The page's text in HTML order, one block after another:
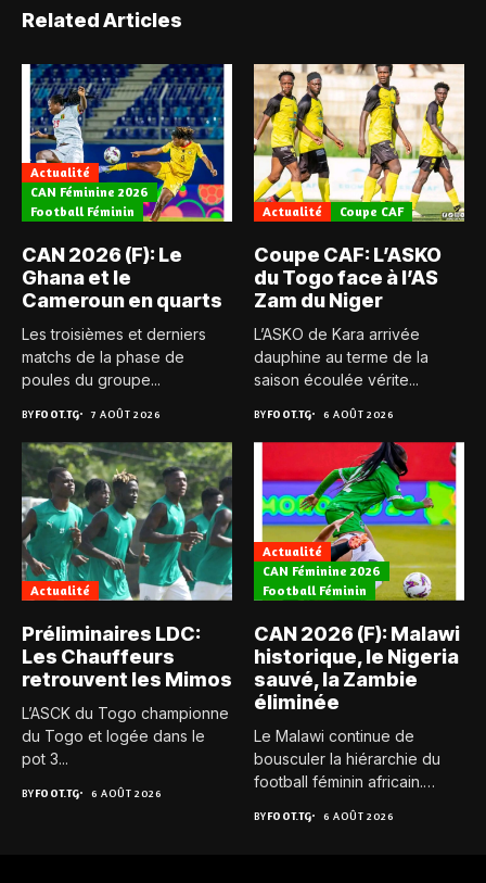
Related Articles
Actualité
CAN Féminine 2026
Football Féminin
CAN 2026 (F): Le
Ghana et le
Cameroun en quarts
Les troisièmes et derniers
matchs de la phase de
poules du groupe...
BYFOOT.TG 7 AOÛT 2026
Actualité Coupe CAF
Coupe CAF: L’ASKO
du Togo face à l’AS
Zam du Niger
L’ASKO de Kara arrivée
dauphine au terme de la
saison écoulée vérite...
BYFOOT.TG 6 AOÛT 2026
Actualité
Préliminaires LDC:
Les Chauffeurs
retrouvent les Mimos
L’ASCK du Togo championne
du Togo et logée dans le
pot 3...
BYFOOT.TG 6 AOÛT 2026
Actualité
CAN Féminine 2026
Football Féminin
CAN 2026 (F): Malawi
historique, le Nigeria
sauvé, la Zambie
éliminée
Le Malawi continue de
bousculer la hiérarchie du
football féminin africain.
BYFOOT.TG 6 AOÛT 2026